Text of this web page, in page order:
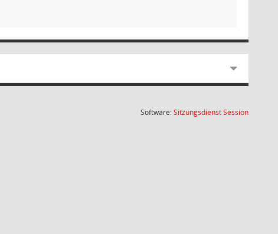
Software:SitzungsdienstSession(Wird in